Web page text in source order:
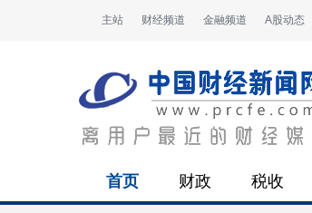
主站 财经频道 金融频道 A股动态
首页 财政 税收